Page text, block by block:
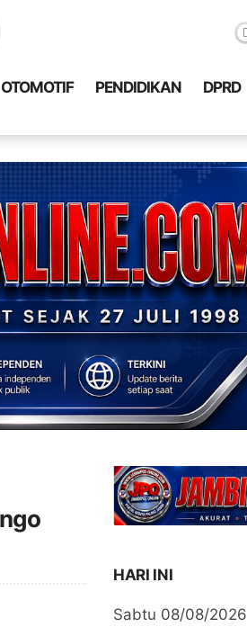
OTOMOTIF PENDIDIKAN DPRD
HARI INI
Sabtu 08/08/2026